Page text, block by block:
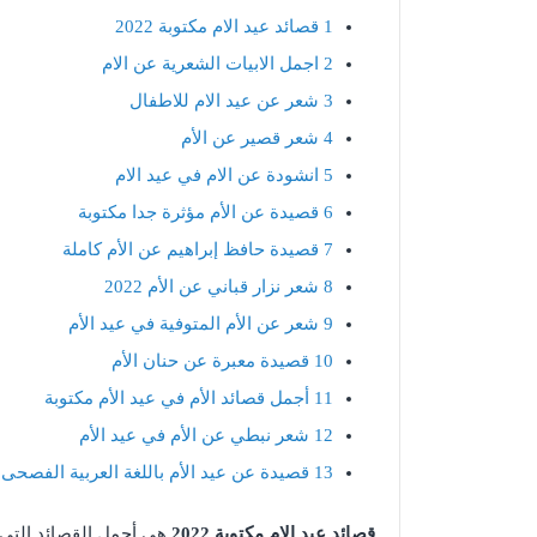
1 قصائد عيد الام مكتوبة 2022
2 اجمل الابيات الشعرية عن الام
3 شعر عن عيد الام للاطفال
4 شعر قصير عن الأم
5 انشودة عن الام في عيد الام
6 قصيدة عن الأم مؤثرة جدا مكتوبة
7 قصيدة حافظ إبراهيم عن الأم كاملة
8 شعر نزار قباني عن الأم 2022
9 شعر عن الأم المتوفية في عيد الأم
10 قصيدة معبرة عن حنان الأم
11 أجمل قصائد الأم في عيد الأم مكتوبة
12 شعر نبطي عن الأم في عيد الأم
13 قصيدة عن عيد الأم باللغة العربية الفصحى